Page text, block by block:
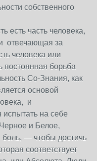
собственного
есть часть человека,
отвечающая за
человека или
постоянная борьба
Со-Знания, как
основой
и
испытать на себе
и Белое,
боль, — чтобы достичь
соответствует